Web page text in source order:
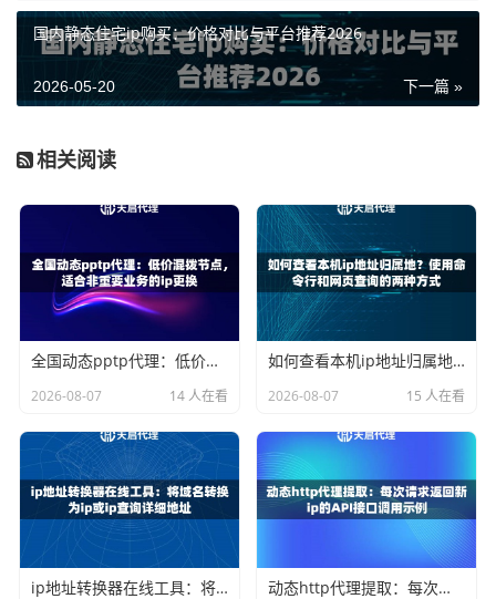
“通过代理访问目标网站”的整体速度，还需要更贴近实际使
用的工具。
实用的延迟检测工具与方法
除了基础的ping命令，这里介绍几种更贴近实际业务场景的
这是一个非常强大的工具。
你可以在终端中使用类似curl -x http://代理IP:端口 -o /dev/
null -s -w “时间分析：连接时间：%{time_connect}秒开始
传输时间：%{time_starttransfer}秒总时间：%{time_total}
秒” https://www.example.com 的命令。它能详细拆解通过
代理建立连接、服务器准备数据、传输完成等各阶段的时
间，让你对延迟的来源有更清晰的了解。
2. 编写简单的脚本进行批量测试：
如果你有一批代理IP需要
筛选，手动测试效率太低。可以用Python等语言写一个简短
的脚本，自动批量对代理列表进行ping或curl测试，并汇总结
果，快速找出低延迟、高质量的IP。
3. 在实际业务场景中测试：
最真实的测试就是把代理IP用在
国内静态住宅ip购买：价格对比与平台推荐2026
下一篇 »
2026-05-20
相关阅读
全国动态pptp代理：低价混拨节点，适合非重要业务的ip更换
2026-08-07 14 人在看
如何查看本机ip地址归属地？使用命令行和网页查询的两种方式
2026-08-07 15 人在看
ip地址转换器在线工具：将域名转换为ip或ip查询详细地址 动态http代理提取：每次请求返回新ip的API接口调用示例